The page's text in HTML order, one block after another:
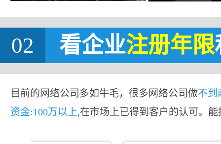
02 看企业注册年限
目前的网络公司多如牛毛，很多网络公司做不到
资金:100万以上,在市场上已得到客户的认可。